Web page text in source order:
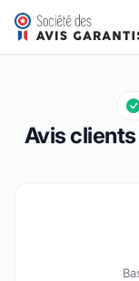
Confiserie
Note globale : 9,8
9,8/10
Avis